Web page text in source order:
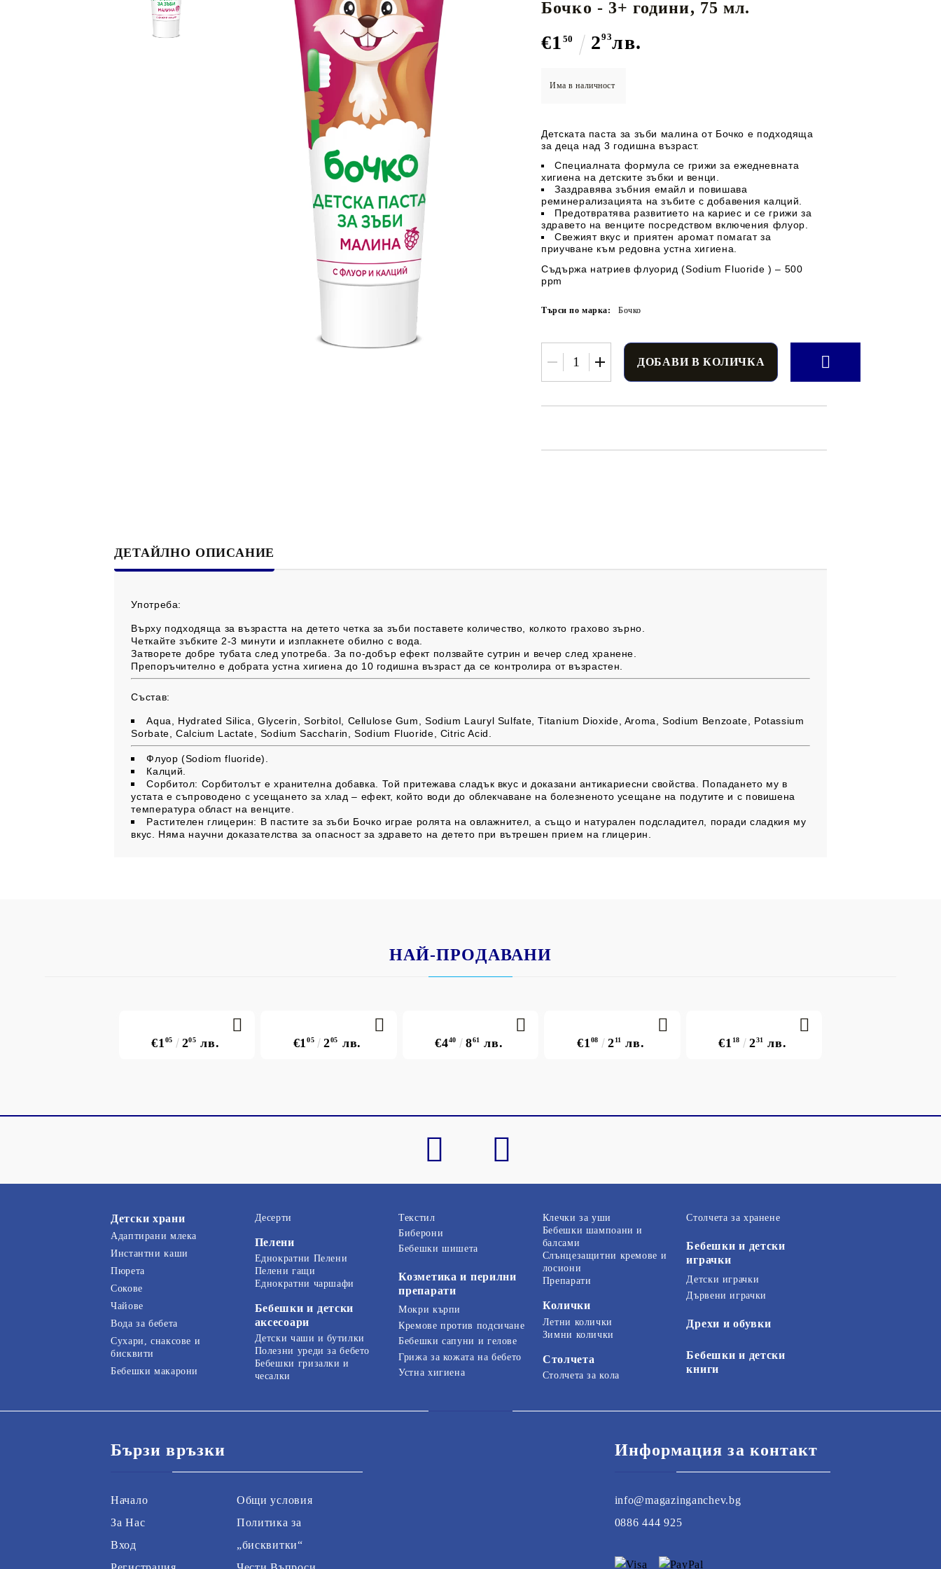
Супи
Млечни каши и десерти
Хомогенизирани сирена
и меса
майки
СУХАРИ, СНАКСОВЕ
И БИСКВИТИ
БЕБЕШКИ
МАКАРОНИ
БЕБЕШКИ МАНИКЮР
АКСЕСОАРИ ЗА
МАЙКАТА
АКСЕСОАРИ ЗА БАНЯ
БЕБЕТО
БЕБЕШКИ
ЗАЛЪГАЛКИ И
КЛИПСОВЕ
БЕБЕШКИ И ДЕТСКИ
БАЛСАМИ
ЛОСИОНИ
Перилни препарати
Козметика и перилни препарати
Събота
10:00 - 18:00
Неделя(Лятно работно време за юли и август)
Почивен ден
Телефон:
0886 444 925
Email:
Работа с клиенти: info@magazinganchev.bg
Бизнес: office@magazinganchev.bg
Бочко - 3+ години, 75 мл.
€1 50 293лв.
Има в наличност
Детската паста за зъби малина от Бочко е подходяща
за деца над 3 годишна възраст.
Специалната формула се грижи за ежедневната
хигиена на детските зъбки и венци.
Заздравява зъбния емайл и повишава
реминерализацията на зъбите с добавения калций.
Предотвратява развитието на кариес и се грижи за
здравето на венците посредством включения флуор.
Свежият вкус и приятен аромат помагат за
приучване към редовна устна хигиена.
Съдържа натриев флуорид (Sodium Fluoride ) – 500
ppm
Търси по марка: Бочко
ДЕТАЙЛНО ОПИСАНИЕ
Употреба:
Върху подходяща за възрастта на детето четка за зъби поставете количество, колкото грахово зърно.
Четкайте зъбките 2-3 минути и изплакнете обилно с вода.
Затворете добре тубата след употреба. За по-добър ефект ползвайте сутрин и вечер след хранене.
Препоръчително е добрата устна хигиена до 10 годишна възраст да се контролира от възрастен.
Състав:
Aqua, Hydrated Silica, Glycerin, Sorbitol, Cellulose Gum, Sodium Lauryl Sulfate, Titanium Dioxide, Aroma, Sodium Benzoate, Potassium
Sorbate, Calcium Lactate, Sodium Saccharin, Sodium Fluoride, Citric Acid.
Флуор (Sodiom fluoride).
Калций.
Сорбитол: Сорбитолът е хранителна добавка. Той притежава сладък вкус и доказани антикариесни свойства. Попадането му в
устата е съпроводено с усещането за хлад – ефект, който води до облекчаване на болезненото усещане на подутите и с повишена
температура област на венците.
Растителен глицерин: В пастите за зъби Бочко играе ролята на овлажнител, а също и натурален подсладител, поради сладкия му
вкус. Няма научни доказателства за опасност за здравето на детето при вътрешен прием на глицерин.
НАЙ-ПРОДАВАНИ
€1 05 205 лв. €105 205 лв. €440 861 лв. €1 08 211 лв. €1 18 231 лв.
Детски храни
Адаптирани млека
Инстантни каши
Пюрета
Сокове
Чайове
Вода за бебета
Сухари, снаксове и
бисквити
Бебешки макарони
Десерти
Пелени
Еднократни Пелени
Пелени гащи
Еднократни чаршафи
Бебешки и детски
аксесоари
Детски чаши и бутилки
Полезни уреди за бебето
Бебешки гризалки и
чесалки
Текстил
Биберони
Бебешки шишета
Козметика и перилни
препарати
Мокри кърпи
Кремове против подсичане
Бебешки сапуни и гелове
Грижа за кожата на бебето
Устна хигиена
Клечки за уши
Бебешки шампоани и
балсами
Слънцезащитни кремове и
лосиони
Препарати
Колички
Летни колички
Зимни колички
Столчета
Столчета за кола
Столчета за хранене
Бебешки и детски
играчки
Детски играчки
Дървени играчки
Дрехи и обувки
Бебешки и детски
книги
Бързи връзки
Начало
За Нас
Вход
Общи условия
Политика за
„бисквитки“
Информация за контакт
info@magazinganchev.bg
0886 444 925